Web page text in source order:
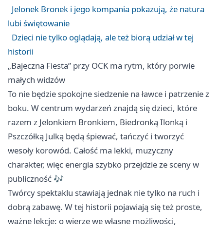
Jelonek Bronek i jego kompania pokazują, że natura
lubi świętowanie
Dzieci nie tylko oglądają, ale też biorą udział w tej
historii
„Bajeczna Fiesta” przy OCK ma rytm, który porwie
małych widzów
To nie będzie spokojne siedzenie na ławce i patrzenie z
boku. W centrum wydarzeń znajdą się dzieci, które
razem z Jelonkiem Bronkiem, Biedronką Ilonką i
Pszczółką Julką będą śpiewać, tańczyć i tworzyć
wesoły korowód. Całość ma lekki, muzyczny
charakter, więc energia szybko przejdzie ze sceny w
publiczność 🎶
Twórcy spektaklu stawiają jednak nie tylko na ruch i
dobrą zabawę. W tej historii pojawiają się też proste,
ważne lekcje: o wierze we własne możliwości,